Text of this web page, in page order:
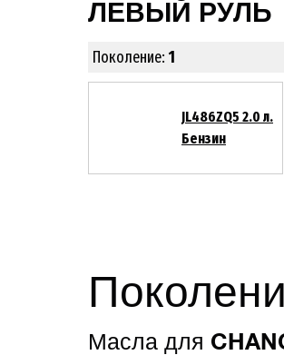
ЛЕВЫЙ РУЛЬ
Поколение: 1
JL486ZQ5 2.0 л.
Бензин
Масла для